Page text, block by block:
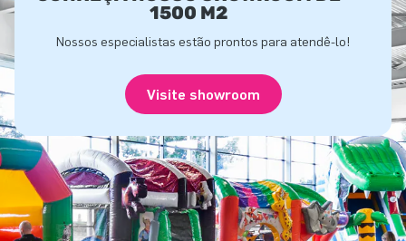
1500 M2
Nossos especialistas estão prontos para atendê-lo!
Visite showroom